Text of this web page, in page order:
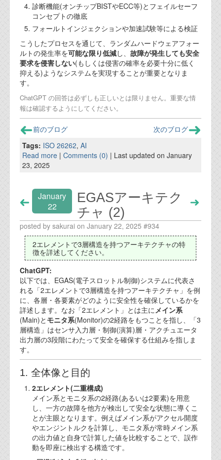
診断機能(オンチップBISTやECC等)とフェイルセーフ
コンセプトの徹底
フォールトインジェクションや加速試験等による検証
こうしたプロセスを通じて、ランダムハードウェアフォー
ルトの発生率を可能な限り低減し、 故障が発生しても安全
要求を侵害しない(もしくは侵害の確率を必要十分に低く
抑える)ようなシステムを実現することが重要となりま
す。
ChatGPT の回答は必ずしも正しいとは限りません。重要な情
報は確認するようにしてください。
前のブログ
次のブログ
Tags: ISO 26262, AI
Read more | Comments (0) | Last updated on January
23, 2025
January
22
EGASアーキテク
チャ (2)
posted by sakurai on January 22, 2025 #934
2エレメントで3層構造を持つアーキテクチャの特
徴を詳述してください。
ChatGPT:
以下では、EGAS(電子スロットル制御)システムに代表さ
れる「2エレメントで3層構造を持つアーキテクチャ」を例
に、各層・各要素がどのように安全性を確保しているかを
詳述します。なお「2エレメント」とは主にメイン系
(Main)と モニタ系(Monitor)の2経路をもつことを指し、「3
層構造」はセンサ入力層・制御(演算)層・アクチュエータ
出力層の3段階にわたって安全を確保する仕組みを指しま
す。
1. 全体像と目的
2エレメント(二重構成)
メイン系とモニタ系の2経路(あるいは2要素)を用意
し、一方の故障を他方が検出して安全な状態に導くこ
とが主眼となります。例えばメイン系がアクセル開度
やエンジントルクを計算し、モニタ系が常時メイン系
の出力値と自身で計算した値を比較することで、誤作
動を即座に検出する構造です。